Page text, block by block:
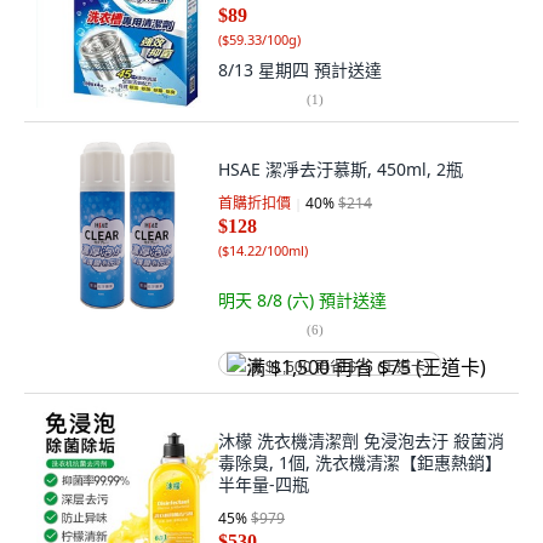
$89
($59.33/100g)
8/13 星期四 預計送達
(1)
HSAE 潔凈去汙慕斯, 450ml, 2瓶
首購折扣價 40%$214
$128
($14.22/100ml)
明天 8/8 (六) 預計送達
(6)
满 $1,500 再省 $75 (王道卡)
沐檬 洗衣機清潔劑 免浸泡去汙 殺菌消
毒除臭, 1個, 洗衣機清潔【鉅惠熱銷】
半年量-四瓶
45%$979